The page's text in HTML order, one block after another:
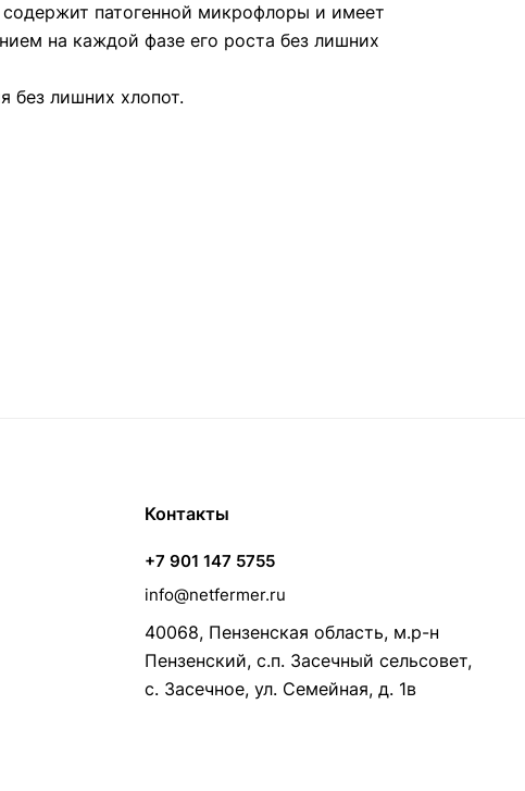
патогенной микрофлоры и имеет
на каждой фазе его роста без лишних
без лишних хлопот.
Контакты
+7 901 147 5755
info@netfermer.ru
40068, Пензенская область, м.р-н
Пензенский, с.п. Засечный сельсовет,
с. Засечное, ул. Семейная, д. 1в